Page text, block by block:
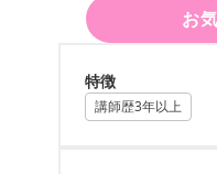
お
特徴
講師歴3年以上